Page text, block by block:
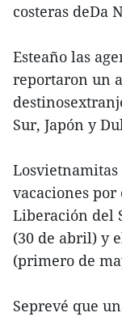
costeras deDa
Esteaño las
reportaron un
Sur, Japón y
vacaciones
Liberación del
(30 de abril) y
(primero de
Seprevé que